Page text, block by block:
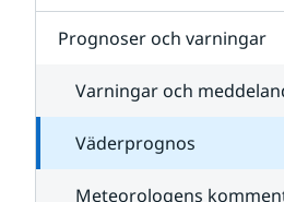
Prognoser och varningar
Varningar och
Väderprognos
Meteorologens